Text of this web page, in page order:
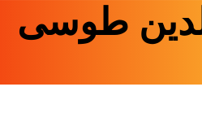
طوسی